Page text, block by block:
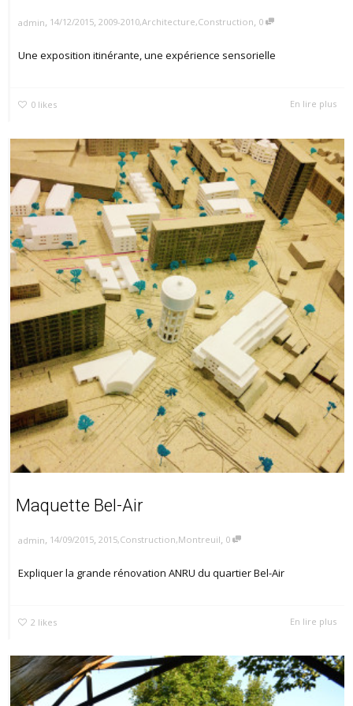
admin, 14/12/2015, 2009-2010,Architecture,Construction, 0
Une exposition itinérante, une expérience sensorielle
0 likes En lire plus
Maquette Bel-Air
admin, 14/09/2015, 2015,Construction,Montreuil, 0
Expliquer la grande rénovation ANRU du quartier Bel-Air
2 likes En lire plus